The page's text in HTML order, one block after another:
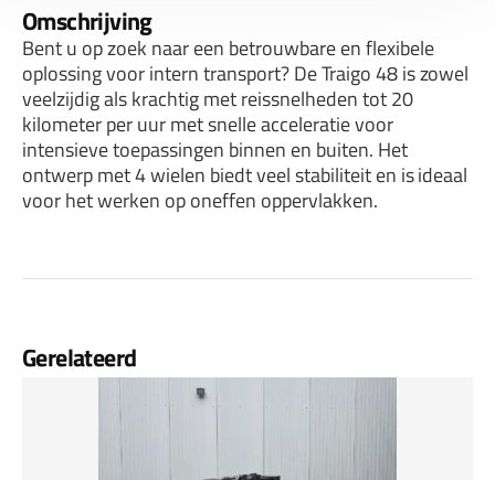
Omschrijving
Bent u op zoek naar een betrouwbare en flexibele
oplossing voor intern transport? De Traigo 48 is zowel
veelzijdig als krachtig met reissnelheden tot 20
kilometer per uur met snelle acceleratie voor
intensieve toepassingen binnen en buiten. Het
ontwerp met 4 wielen biedt veel stabiliteit en is ideaal
voor het werken op oneffen oppervlakken.
Gerelateerd